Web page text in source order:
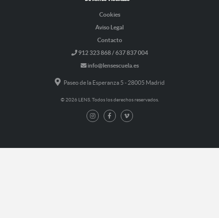
Cookies
Aviso Legal
Contacto
912 323 868 / 637 837 004
info@lensescuela.es
Paseo de la Esperanza 5 - 28005 Madrid
© 2026 LENS. Todos los derechos reservados.